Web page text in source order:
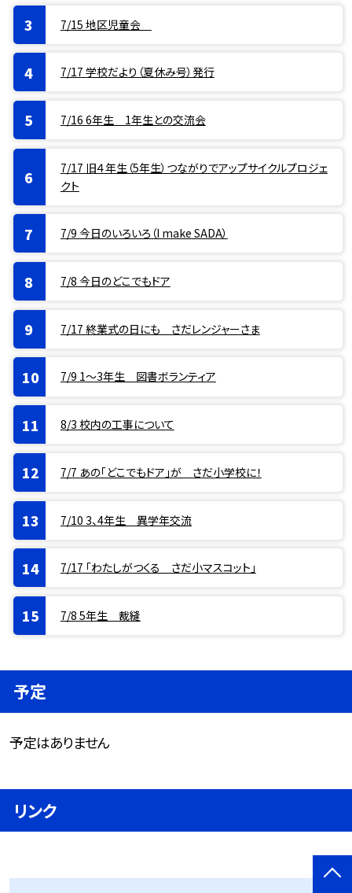
7/15 地区児童会
7/17 学校だより（夏休み号）発行
7/16 6年生 1年生との交流会
7/17 旧４年生（5年生）つながりでアップサイクルプロジェ
クト
7/9 今日のいろいろ（I make SADA）
7/8 今日のどこでもドア
7/17 終業式の日にも さだレンジャーさま
7/9 1〜3年生 図書ボランティア
8/3 校内の工事について
7/7 あの「どこでもドア」が さだ小学校に！
7/10 3、4年生 異学年交流
7/17 「わたしがつくる さだ小マスコット」
7/8 5年生 裁縫
予定
予定はありません
リンク